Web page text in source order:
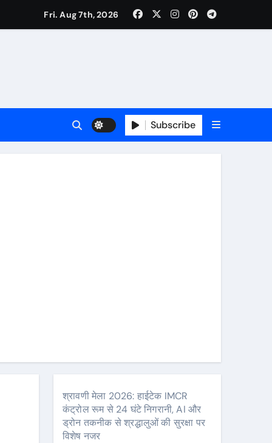
Fri. Aug 7th, 2026
Subscribe
श्रावणी मेला 2026: हाईटेक IMCR
कंट्रोल रूम से 24 घंटे निगरानी, AI और
ड्रोन तकनीक से श्रद्धालुओं की सुरक्षा पर
विशेष नजर